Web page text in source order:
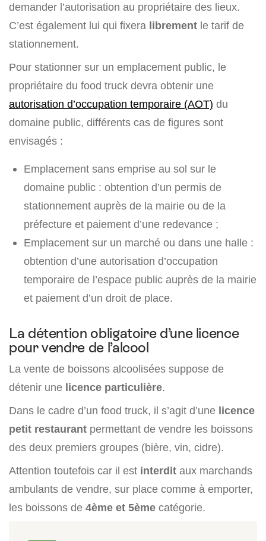
demander l’autorisation au propriétaire des lieux.
C’est également lui qui fixera librement le tarif de
stationnement.
Pour stationner sur un emplacement public, le
propriétaire du food truck devra obtenir une
autorisation d’occupation temporaire (AOT) du
domaine public, différents cas de figures sont
envisagés :
Emplacement sans emprise au sol sur le
domaine public : obtention d’un permis de
stationnement auprès de la mairie ou de la
préfecture et paiement d’une redevance ;
Emplacement sur un marché ou dans une halle :
obtention d’une autorisation d’occupation
temporaire de l’espace public auprès de la mairie
et paiement d’un droit de place.
La détention obligatoire d’une licence
pour vendre de l’alcool
La vente de boissons alcoolisées suppose de
détenir une licence particulière.
Dans le cadre d’un food truck, il s’agit d’une licence
petit restaurant permettant de vendre les boissons
des deux premiers groupes (bière, vin, cidre).
Attention toutefois car il est interdit aux marchands
ambulants de vendre, sur place comme à emporter,
les boissons de 4ème et 5ème catégorie.